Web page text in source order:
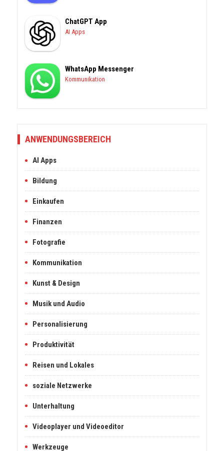
ChatGPT App
AI Apps
WhatsApp Messenger
Kommunikation
ANWENDUNGSBEREICH
AI Apps
Bildung
Einkaufen
Finanzen
Fotografie
Kommunikation
Kunst & Design
Musik und Audio
Personalisierung
Produktivität
Reisen und Lokales
soziale Netzwerke
Unterhaltung
Videoplayer und Videoeditor
Werkzeuge